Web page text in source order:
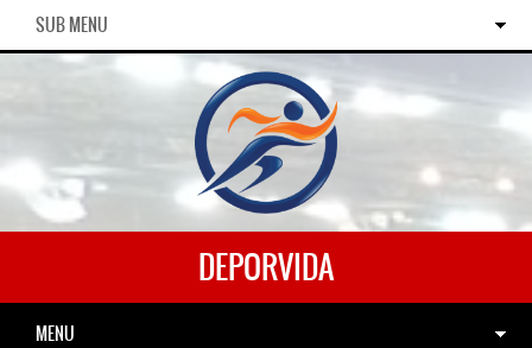
SUB MENU
DEPORVIDA
MENU